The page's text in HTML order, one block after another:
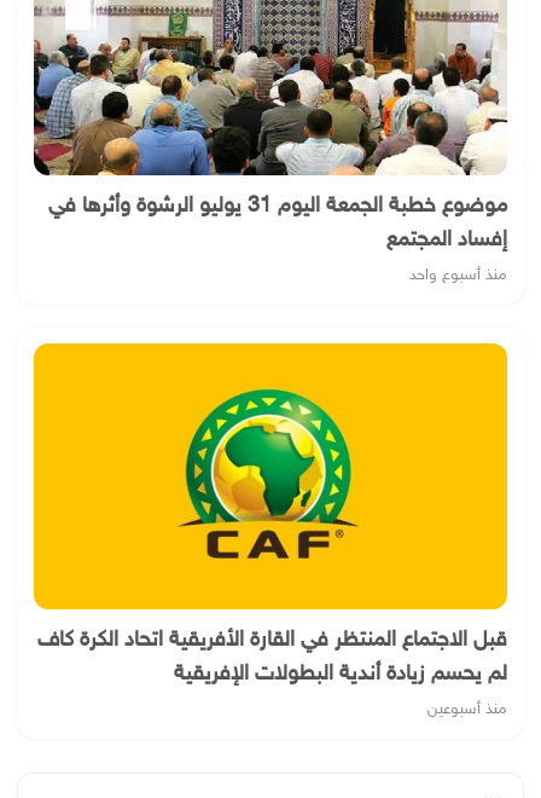
موضوع خطبة الجمعة اليوم 31 يوليو الرشوة وأثرها في
إفساد المجتمع
منذ أسبوع واحد
قبل الاجتماع المنتظر في القارة الأفريقية اتحاد الكرة كاف
لم يحسم زيادة أندية البطولات الإفريقية
منذ أسبوعين